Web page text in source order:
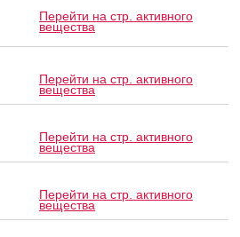
Перейти на стр. активного
вещества
Перейти на стр. активного
вещества
Перейти на стр. активного
вещества
Перейти на стр. активного
вещества